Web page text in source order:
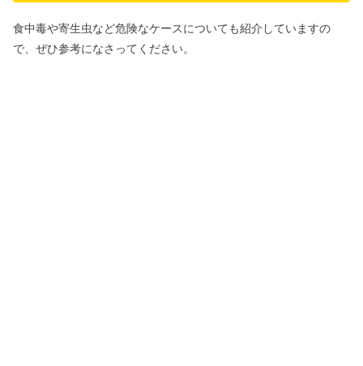
食中毒や寄生虫など危険なケースについても紹介していますの
で、ぜひ参考になさってください。